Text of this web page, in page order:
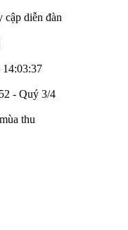
cập diễn đàn
- Quý 3/4
thu